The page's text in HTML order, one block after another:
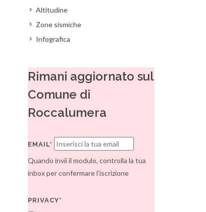
Altitudine
Zone sismiche
Infografica
Rimani aggiornato sul
Comune di
Roccalumera
EMAIL*
Quando invii il modulo, controlla la tua
inbox per confermare l'iscrizione
PRIVACY*